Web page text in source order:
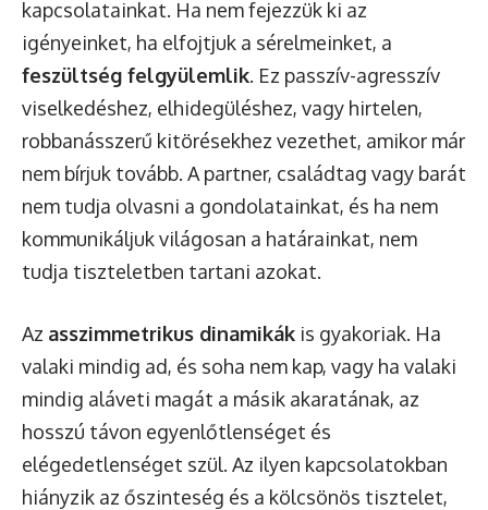
kapcsolatainkat. Ha nem fejezzük ki az
igényeinket, ha elfojtjuk a sérelmeinket, a
feszültség felgyülemlik. Ez passzív-agresszív
viselkedéshez, elhidegüléshez, vagy hirtelen,
robbanásszerű kitörésekhez vezethet, amikor már
nem bírjuk tovább. A partner, családtag vagy barát
nem tudja olvasni a gondolatainkat, és ha nem
kommunikáljuk világosan a határainkat, nem
tudja tiszteletben tartani azokat.
Az asszimmetrikus dinamikák is gyakoriak. Ha
valaki mindig ad, és soha nem kap, vagy ha valaki
mindig aláveti magát a másik akaratának, az
hosszú távon egyenlőtlenséget és
elégedetlenséget szül. Az ilyen kapcsolatokban
hiányzik az őszinteség és a kölcsönös tisztelet,